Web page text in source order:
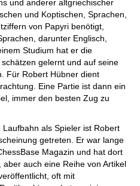
und anderer altgriechischer
und Koptischen, Sprachen,
von Papyri benötigt,
darunter Englisch,
Studium hat er die
gelernt und auf seine
Für Robert Hübner dient
Eine Partie ist dann ein
immer den besten Zug zu
als Spieler ist Robert
getreten. Er war lange
Magazin und hat dort
auch eine Reihe von Artikel
oft mit